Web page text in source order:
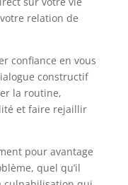
relation de
confiance en vous
constructif
la routine,
et faire rejaillir
pour avantage
quel qu’il